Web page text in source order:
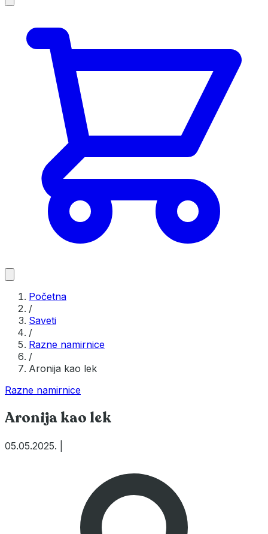
Početna
/
Saveti
/
Razne namirnice
/
Aronija kao lek
Razne namirnice
Aronija kao lek
05.05.2025.